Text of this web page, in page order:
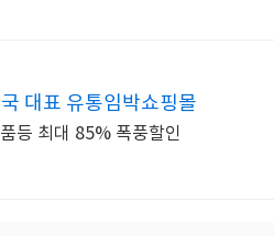
대표 유통임박쇼핑몰
등 최대 85% 폭풍할인